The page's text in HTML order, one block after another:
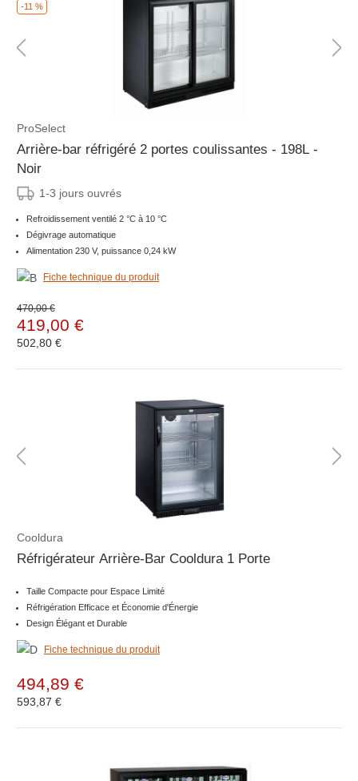
-11 %
ProSelect
Arrière-bar réfrigéré 2 portes coulissantes - 198L -
Noir
1-3 jours ouvrés
Refroidissement ventilé 2 °C à 10 °C
Dégivrage automatique
Alimentation 230 V, puissance 0,24 kW
Fiche technique du produit
470,00 €
419,00 €
502,80 €
Cooldura
Réfrigérateur Arrière-Bar Cooldura 1 Porte
Taille Compacte pour Espace Limité
Réfrigération Efficace et Économie d'Énergie
Design Élégant et Durable
Fiche technique du produit
494,89 €
593,87 €